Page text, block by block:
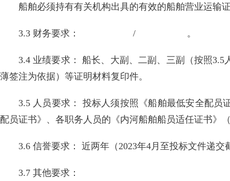
船舶必须持有有关机构出具的有效的船舶营业运输
3.3 财务要求： / 。
3.4 业绩要求： 船长、大副、二副、三副（按照
薄签注为依据）等证明材料复印件。
3.5 人员要求： 投标人须按照《船舶最低安全配
配员证书》、各职务人员的《内河船舶船员适任证书》
3.6 信誉要求： 近两年（2023年4月至投标文件递
3.7 其他要求：